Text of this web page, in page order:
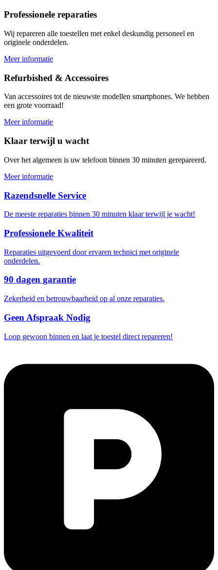
Professionele reparaties
Wij repareren alle toestellen met enkel deskundig personeel en
originele onderdelen.
Meer informatie
Refurbished & Accessoires
Van accessoires tot de nieuwste modellen smartphones. We hebben
een grote voorraad!
Meer informatie
Klaar terwijl u wacht
Over het algemeen is uw telefoon binnen 30 minuten gerepareerd.
Meer informatie
Razendsnelle Service
De meeste reparaties binnen 30 minuten klaar terwijl je wacht!
Professionele Kwaliteit
Reparaties uitgevoerd door ervaren technici met originele
onderdelen.
90 dagen garantie
Zekerheid en betrouwbaarheid op al onze reparaties.
Geen Afspraak Nodig
Loop gewoon binnen en laat je toestel direct repareren!